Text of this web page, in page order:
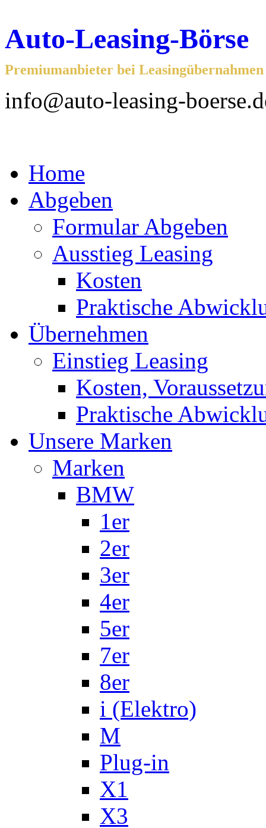
Auto-Leasing-Börse
Premiumanbieter bei
info@auto-leasing-
Home
Abgeben
Formular Abgeben
Ausstieg Leasing
Kosten
Praktische
Übernehmen
Einstieg Leasing
Kosten,
Praktische
Unsere Marken
Marken
BMW
1er
2er
3er
4er
5er
7er
8er
i (Elektro)
M
Plug-in
X1
X3